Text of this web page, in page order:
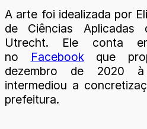
A arte foi idealizada por
de Ciências Aplicadas
Utrecht. Ele conta
no
Facebookque
dezembro de 2020 à
intermediou a
prefeitura.